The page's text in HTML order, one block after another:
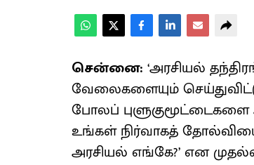
சென்னை: ‘அரசியல்
வேலைகளையும்
போலப் புளுகுமூட்டைகளை
உங்கள் நிர்வாகத்
அரசியல் எங்கே?’ என